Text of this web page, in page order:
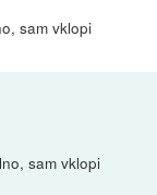
sam vklopi
sam vklopi